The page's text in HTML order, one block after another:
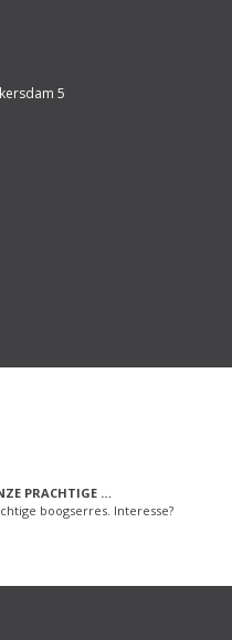
5
PRACHTIGE …
boogserres. Interesse?